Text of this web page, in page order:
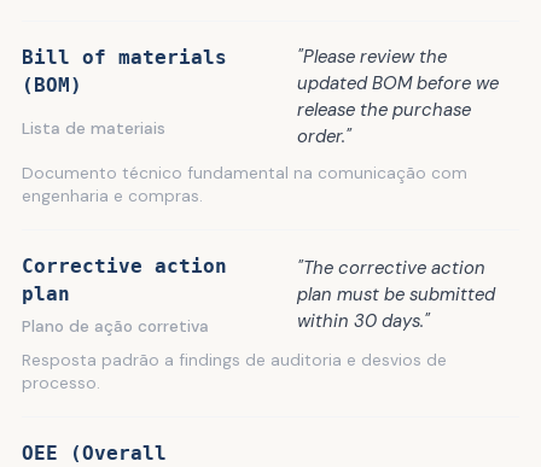
Bill of materials
(BOM)
Lista de materiais
"Please review the
updated BOM before we
release the purchase
order."
Documento técnico fundamental na comunicação com
engenharia e compras.
Corrective action
plan
Plano de ação corretiva
"The corrective action
plan must be submitted
within 30 days."
Resposta padrão a findings de auditoria e desvios de
processo.
OEE (Overall